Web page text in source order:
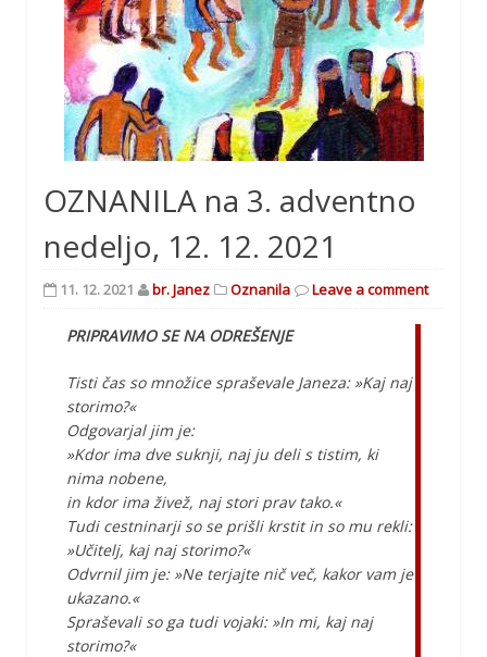
OZNANILA na 3. adventno
nedeljo, 12. 12. 2021
11. 12. 2021 br. Janez Oznanila Leave a comment
PRIPRAVIMO SE NA ODREŠENJE
Tisti čas so množice spraševale Janeza: »Kaj naj
storimo?«
Odgovarjal jim je:
»Kdor ima dve suknji, naj ju deli s tistim, ki
nima nobene,
in kdor ima živež, naj stori prav tako.«
Tudi cestninarji so se prišli krstit in so mu rekli:
»Učitelj, kaj naj storimo?«
Odvrnil jim je: »Ne terjajte nič več, kakor vam je
ukazano.«
Spraševali so ga tudi vojaki: »In mi, kaj naj
storimo?«